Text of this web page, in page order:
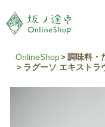
OnlineShop
調味料・
ラグーソ エキストラ